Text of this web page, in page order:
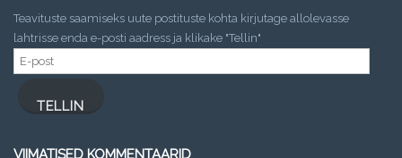
Teavituste saamiseks uute postituste kohta kirjutage allolevasse
lahtrisse enda e-posti aadress ja klikake "Tellin"
E-
post
TELLIN
VIIMATISED KOMMENTAARID